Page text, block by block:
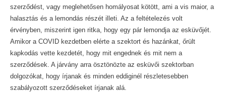
szerződést, vagy meglehetősen homályosat kötött, ami a vis maior, a
halasztás és a lemondás részét illeti. Az a feltételezés volt
érvényben, miszerint igen ritka, hogy egy pár lemondja az esküvőjét.
Amikor a COVID kezdetben elérte a szektort és hazánkat, őrült
kapkodás vette kezdetét, hogy mit engednek és mit nem a
szerződések. A járvány arra ösztönözte az esküvői szektorban
dolgozókat, hogy írjanak és minden eddiginél részletesebben
szabályozott szerződéseket írjanak alá.